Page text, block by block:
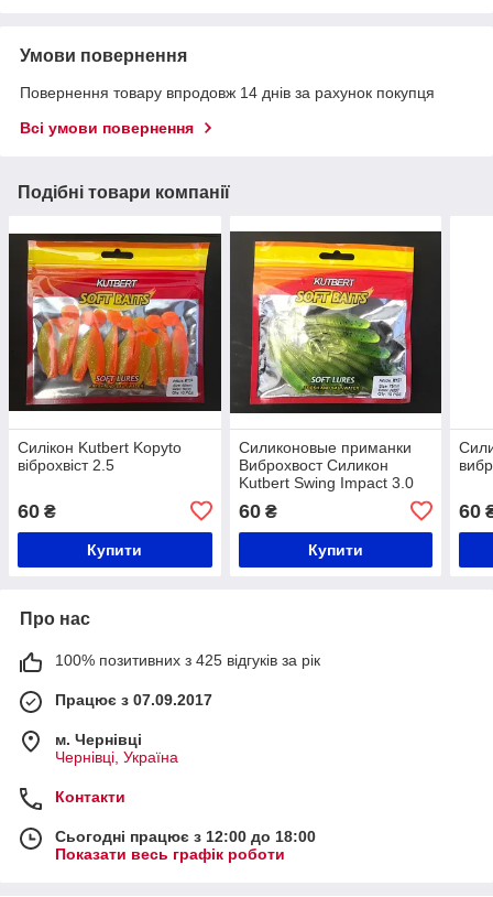
Умови повернення
Повернення товару впродовж 14 днів за рахунок покупця
Всі умови повернення
Подібні товари компанії
Силікон Kutbert Kopyto
віброхвіст 2.5
60 ₴
Купити
Силиконовые приманки
Виброхвост Силикон
Kutbert Swing Impact 3.0
60₴
Купити
60
Про нас
100% позитивних з 425 відгуків за рік
Працює з 07.09.2017
м. Чернівці
Чернівці, Україна
Контакти
Сьогодні працює з 12:00 до 18:00
Показати весь графік роботи